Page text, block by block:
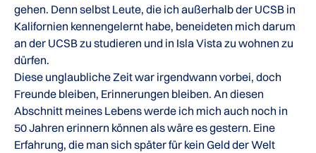
gehen. Denn selbst Leute, die ich außerhalb der UCSB in
Kalifornien kennengelernt habe, beneideten mich darum
an der UCSB zu studieren und in Isla Vista zu wohnen zu
dürfen.
Diese unglaubliche Zeit war irgendwann vorbei, doch
Freunde bleiben, Erinnerungen bleiben. An diesen
Abschnitt meines Lebens werde ich mich auch noch in
50 Jahren erinnern können als wäre es gestern. Eine
Erfahrung, die man sich später für kein Geld der Welt